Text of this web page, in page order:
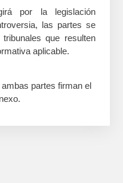
por la legislación
las partes se
que resulten
aplicable.
partes firman el